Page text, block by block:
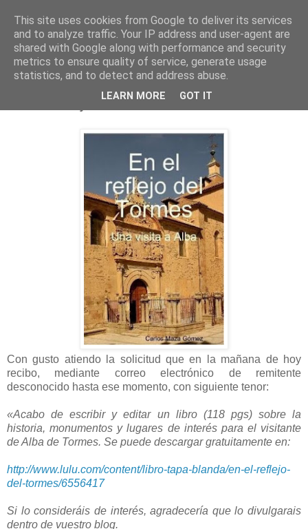
En el reflejo del Tormes
Con gusto atiendo la solicitud que en la mañana de hoy
recibo, mediante correo electrónico de remitente
desconocido hasta ese momento, con siguiente tenor:
«Acabo de escribir y editar un libro (118 pgs) sobre la
historia, monumentos y lugares de interés para el visitante
de Alba de Tormes. Se puede descargar gratuitamente en:
http://www.lulu.com/content/libro-tapa-blanda/en-el-reflejo-
del-tormes/6556417
Si lo consideráis de interés, agradecería que lo divulgarais
dentro de vuestro blog.
This site uses cookies from Google to deliver its services
and to analyze traffic. Your IP address and user-agent are
shared with Google along with performance and security
metrics to ensure quality of service, generate usage
statistics, and to detect and address abuse.
LEARN MORE GOT IT